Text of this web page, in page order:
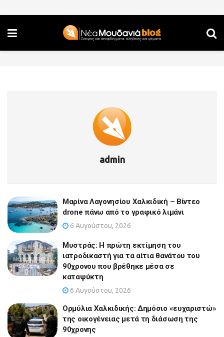
admin
Μαρίνα Λαγονησίου Χαλκιδική – Βίντεο
drone πάνω από το γραφικό λιμάνι
6 Αυγούστου, 2026
Μυστράς: Η πρώτη εκτίμηση του
ιατροδικαστή για τα αίτια θανάτου του
90χρονου που βρέθηκε μέσα σε
καταψύκτη
6 Αυγούστου, 2026
Ορμύλια Χαλκιδικής: Δημόσιο «ευχαριστώ»
της οικογένειας μετά τη διάσωση της
90χρονης